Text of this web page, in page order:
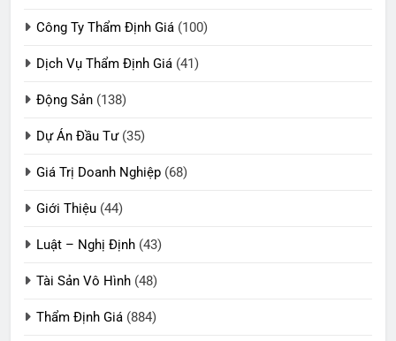
Công Ty Thẩm Định Giá (100)
Dịch Vụ Thẩm Định Giá (41)
Động Sản (138)
Dự Án Đầu Tư(35)
Giá Trị Doanh Nghiệp (68)
Giới Thiệu (44)
Luật – Nghị Định (43)
Tài Sản Vô Hình (48)
Thẩm Định Giá (884)